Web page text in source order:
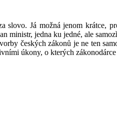
slovo. Já možná jenom krátce,
jedna ku jedné, ale
českých zákonů je ne ten
úkony, o kterých